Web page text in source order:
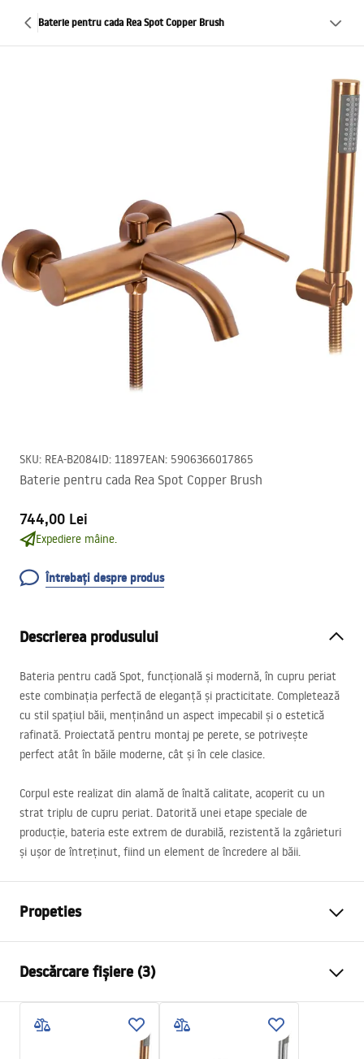
Baterie pentru cada Rea Spot Copper Brush
SKU: REA-B2084ID: 11897EAN: 5906366017865
Baterie pentru cada Rea Spot Copper Brush
744,00 Lei
Expediere mâine.
Întrebați despre produs
Descrierea produsului
Bateria pentru cadă Spot, funcțională și modernă, în cupru periat
este combinația perfectă de eleganță și practicitate. Completează
cu stil spațiul băii, menținând un aspect impecabil și o estetică
rafinată. Proiectată pentru montaj pe perete, se potrivește
perfect atât în băile moderne, cât și în cele clasice.
Corpul este realizat din alamă de înaltă calitate, acoperit cu un
strat triplu de cupru periat. Datorită unei etape speciale de
producție, bateria este extrem de durabilă, rezistentă la zgârieturi
și ușor de întreținut, fiind un element de încredere al băii.
Propeties
Metodă de montaj
Culoare
Cupru periat
Tip de gura de scurgere
Fixă
Descărcare fișiere (3)
Instrucțiuni de asamblare